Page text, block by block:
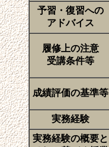
予習・復習への
アドバイス
履修上の注意
受講条件等
成績評価の基準等
実務経験
実務経験の概要と